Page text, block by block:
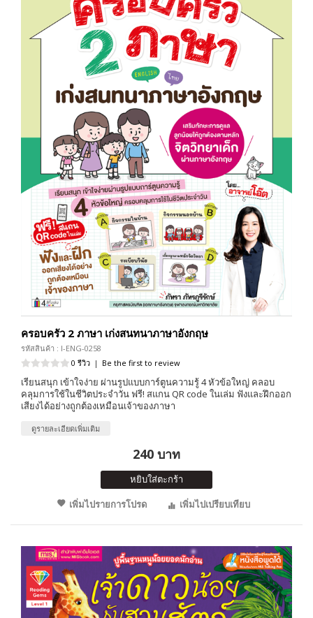
ครอบครัว 2 ภาษา เก่งสนทนาภาษาอังกฤษ
รหัสสินค้า : I-ENG-0258
0 รีวิว | Be the first to review
เรียนสนุก เข้าใจง่าย ผ่านรูปแบบการ์ตูนความรู้ 4 หัวข้อใหญ่ คลอบ
คลุมการใช้ในชีวิตประจำวัน ฟรี! สแกน QR code ในเล่ม ฟังและฝึกออก
เสียงได้อย่างถูกต้องเหมือนเจ้าของภาษา
ดูรายละเอียดเพิ่มเติม
240 บาท
หยิบใส่ตะกร้า
เพิ่มไปรายการโปรด
เพิ่มไปเปรียบเทียบ